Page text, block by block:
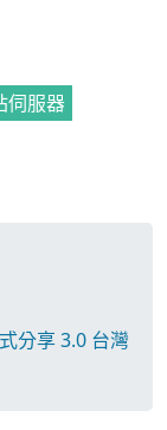
伺服器
分享 3.0 台灣